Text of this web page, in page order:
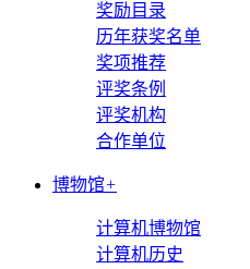
奖励目录
历年获奖名单
奖项推荐
评奖条例
评奖机构
合作单位
博物馆+
计算机博物馆
计算机历史